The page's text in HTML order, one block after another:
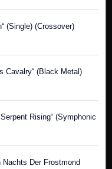
(Single) (Crossover)
Cavalry“ (Black Metal)
Rising“ (Symphonic
Nachts Der Frostmond